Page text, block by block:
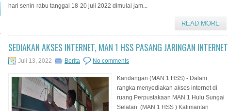
hari senin-rabu tanggal 18-20 juli 2022 dimulai jam...
READ MORE
SEDIAKAN AKSES INTERNET, MAN 1 HSS PASANG JARINGAN INTERNET
Juli 13, 2022 Berita No comments
Kandangan (MAN 1 HSS) - Dalam
rangka menyediakan akses internet di
ruang Perpustakaan MAN 1 Hulu Sungai
Selatan (MAN 1 HSS ) Kalimantan